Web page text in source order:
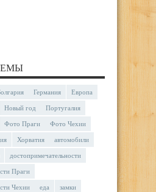
Германия Европа
Новый год Португалия
Фото Праги Фото Чехии
Хорватия автомобили
достопримечательности
Праги
Чехии еда замки